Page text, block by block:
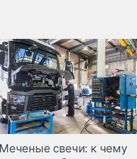
Меченые свечи: к чему